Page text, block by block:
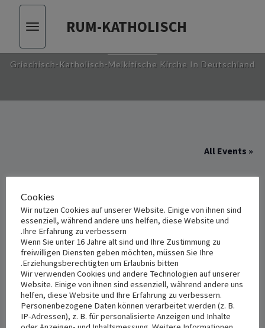
RUM-KATHOLISCH
Toggle
RUM-KATHOLISCH
Griechisch-Katholisch-Melkitische Kirche In Deutschland
« All Events
This event has passed.
إكليل في هينغلو
أغسطس 23, 2025 6:00 م -7:00 م
إكليل في هينغلو
يوم السبت 23/08/2025 الساعة السادسة مساءً
Cookies
Wir nutzen Cookies auf unserer Website. Einige von ihnen sind
essenziell, während andere uns helfen, diese Website und
Ihre Erfahrung zu verbessern.
Wenn Sie unter 16 Jahre alt sind und Ihre Zustimmung zu
freiwilligen Diensten geben möchten, müssen Sie Ihre
Erziehungsberechtigten um Erlaubnis bitten.
Wir verwenden Cookies und andere Technologien auf unserer
Website. Einige von ihnen sind essenziell, während andere uns
helfen, diese Website und Ihre Erfahrung zu verbessern.
Personenbezogene Daten können verarbeitet werden (z. B.
IP-Adressen), z. B. für personalisierte Anzeigen und Inhalte